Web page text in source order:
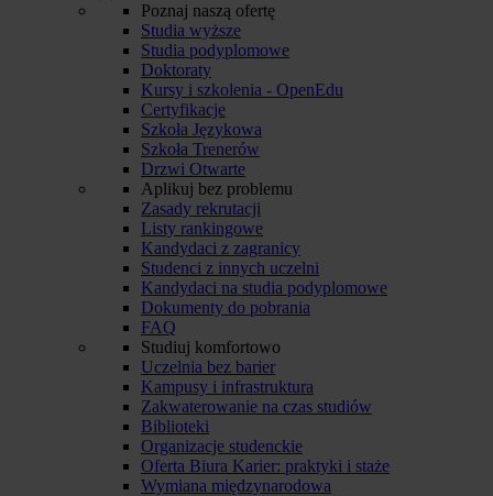
Poznaj naszą ofertę
Studia wyższe
Studia podyplomowe
Doktoraty
Kursy i szkolenia - OpenEdu
Certyfikacje
Szkoła Językowa
Szkoła Trenerów
Drzwi Otwarte
Aplikuj bez problemu
Zasady rekrutacji
Listy rankingowe
Kandydaci z zagranicy
Studenci z innych uczelni
Kandydaci na studia podyplomowe
Dokumenty do pobrania
FAQ
Studiuj komfortowo
Uczelnia bez barier
Kampusy i infrastruktura
Zakwaterowanie na czas studiów
Biblioteki
Organizacje studenckie
Oferta Biura Karier: praktyki i staże
Wymiana międzynarodowa